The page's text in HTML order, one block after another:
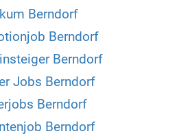
Berndorf
Berndorf
Berndorf
Jobs Berndorf
Berndorf
Berndorf